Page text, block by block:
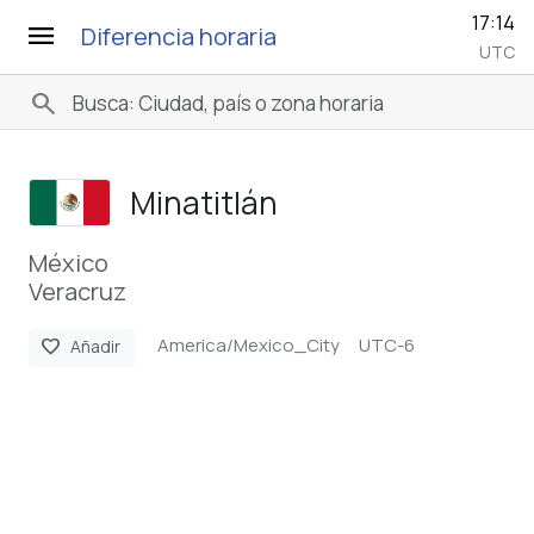
menu Diferencia horaria 17:14
UTC
search
Minatitlán
México
Veracruz
favorite Añadir America/Mexico_City UTC-6